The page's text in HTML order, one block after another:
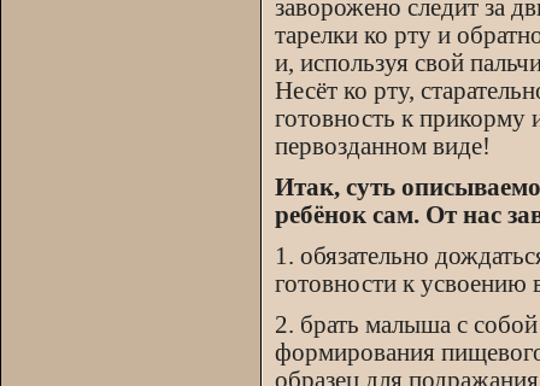
заворожено следит за
тарелки ко рту и
и, используя свой
Несёт ко рту,
готовность к прикорму
первозданном виде!
Итак, суть
ребёнок сам. От нас
1. обязательно
готовности к усвоению
2. брать малыша с собой
формирования
образец для